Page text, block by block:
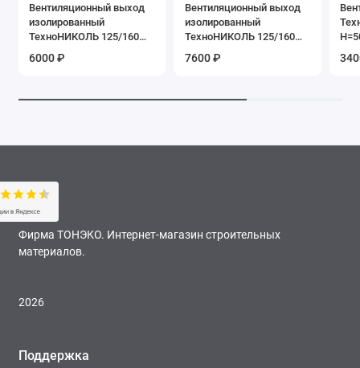
Вентиляционный выход
изолированный
ТехноНИКОЛЬ 125/160
6000 ₽
Вентиляционный выход
изолированный
ТехноНИКОЛЬ 125/160
7600 ₽
Фирма ТОНЭКО. Интернет-магазин строительных
материалов.
2026
Поддержка